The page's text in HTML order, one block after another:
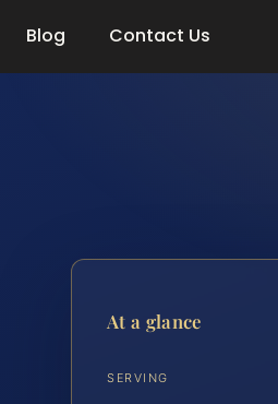
Blog Contact Us
At a glance
SERVING